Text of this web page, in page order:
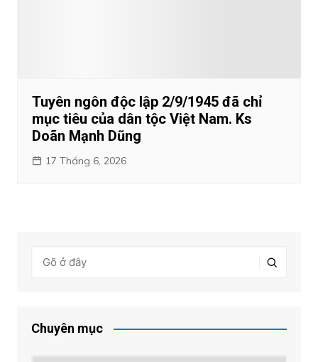
Tuyên ngôn độc lập 2/9/1945 đã chỉ
mục tiêu của dân tộc Việt Nam. Ks
Doãn Mạnh Dũng
17 Tháng 6, 2026
Chuyên mục